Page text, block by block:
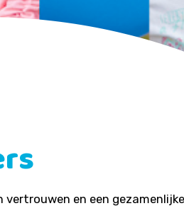
vertrouwen en een gezamenlijke